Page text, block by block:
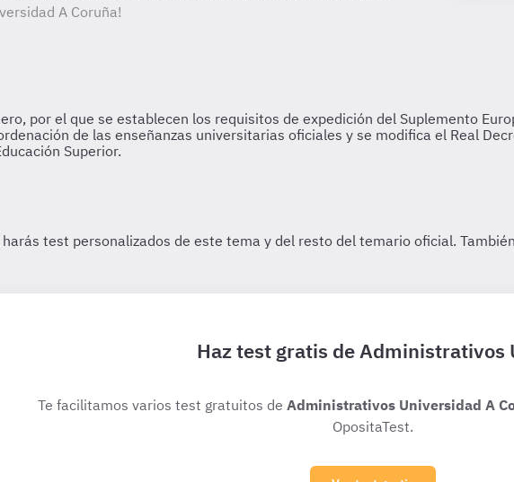
A Coruña!
Haz test gratis de Administrativos
Te facilitamos varios test gratuitos de Administrativos Universidad A
OpositaTest.